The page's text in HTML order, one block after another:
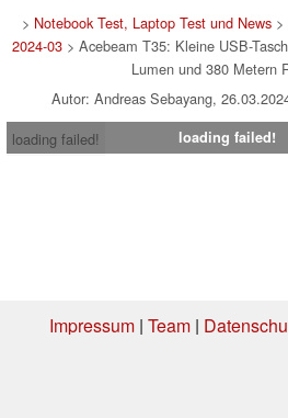
> Notebook Test, Laptop Test und News>
2024-03 > Acebeam T35: Kleine USB-
Lumen und 380 Metern
Autor: Andreas Sebayang,
loading failed!
loading failed!
Impressum| Team|